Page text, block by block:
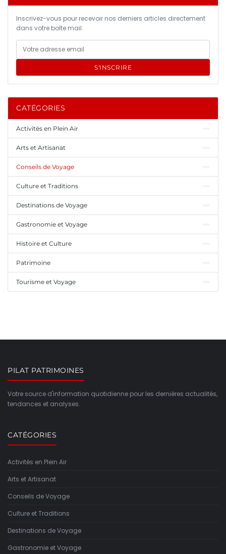
Inscrivez-vous pour recevoir nos derniers articles directement
dans votre boîte mail.
S'INSCRIRE
CATÉGORIES
Activités en Plein Air
Arts et Artisanat
Conseils de Voyage
Culture et Traditions
Destinations de Voyage
Gastronomie et Voyage
Histoire et Culture
Patrimoine
Tourisme et Voyage
PILAT PATRIMOINES
Votre source d'information quotidienne pour les dernières actualités,
tendances et analyses.
CATÉGORIES
Activités en Plein Air
Arts et Artisanat
Conseils de Voyage
Culture et Traditions
Destinations de Voyage
Gastronomie et Voyage